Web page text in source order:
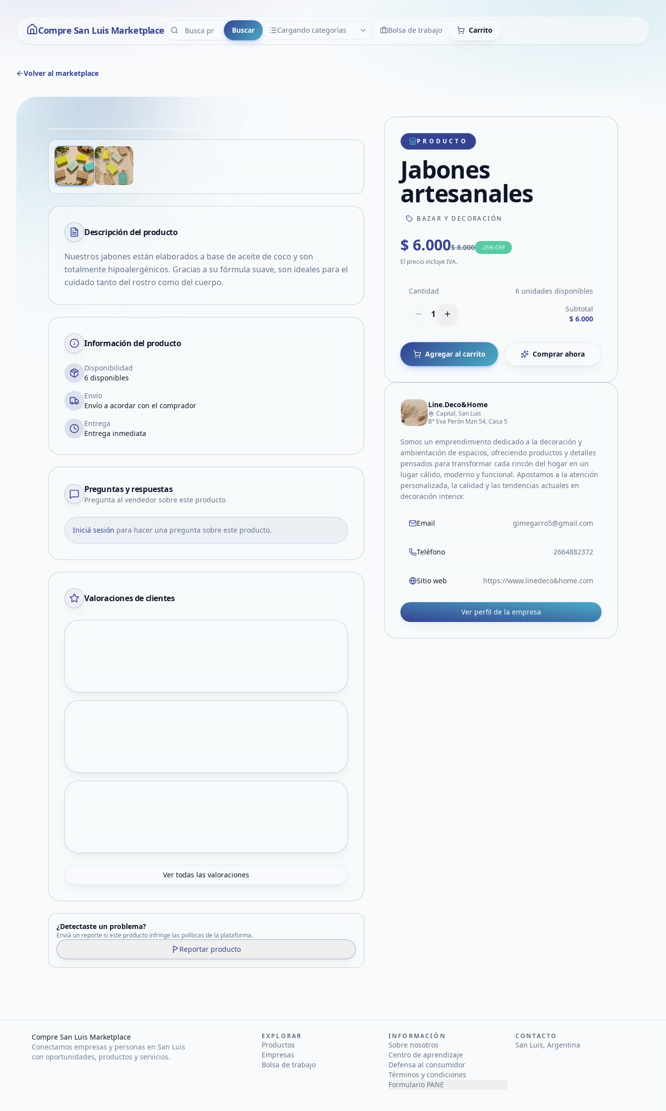
Compre San Luis Marketplace Buscar Cargando categorías
CATEGORÍAS LimpiarBolsa de trabajo Carrito
Volver al marketplace
Compartir producto
Compartir por WhatsApp
Compartir por mail
Compartir en Facebook
Compartir en X
Descripción del producto
Nuestros jabones están elaborados a base de aceite de coco y son
totalmente hipoalergénicos. Gracias a su fórmula suave, son ideales para el
cuidado tanto del rostro como del cuerpo.
Información del producto
Disponibilidad
6 disponibles
Envío
Envío a acordar con el comprador
Entrega
Entrega inmediata
Preguntas y respuestas
Pregunta al vendedor sobre este producto
Iniciá sesión para hacer una pregunta sobre este producto.
Valoraciones de clientes
Ver todas las valoraciones
¿Detectaste un problema?
Enviá un reporte si este producto infringe las políticas de la plataforma.
Reportar producto
PRODUCTO
Jabones
artesanales
BAZAR Y DECORACIÓN
$ 6.000$ 8.000 -25% OFF
El precio incluye IVA.
Cantidad 6 unidades disponibles
1
Subtotal
$ 6.000
Agregar al carrito Comprar ahora
Line.Deco&Home
Capital, San Luis
B° Eva Perón Mzn 54, Casa 5
Somos un emprendimiento dedicado a la decoración y
ambientación de espacios, ofreciendo productos y detalles
pensados para transformar cada rincón del hogar en un
lugar cálido, moderno y funcional. Apostamos a la atención
personalizada, la calidad y las tendencias actuales en
decoración interior.
Email gimegarro5@gmail.com
Teléfono 2664882372
Sitio web https://www.linedeco&home.com
Ver perfil de la empresa
Compre San Luis Marketplace
Conectamos empresas y personas en San Luis
con oportunidades, productos y servicios.
EXPLORAR
Productos
Empresas
Bolsa de trabajo
INFORMACIÓN
Sobre nosotros
Centro de aprendizaje
Defensa al consumidor
Términos y condiciones
Formulario PANE
CONTACTO
San Luis, Argentina